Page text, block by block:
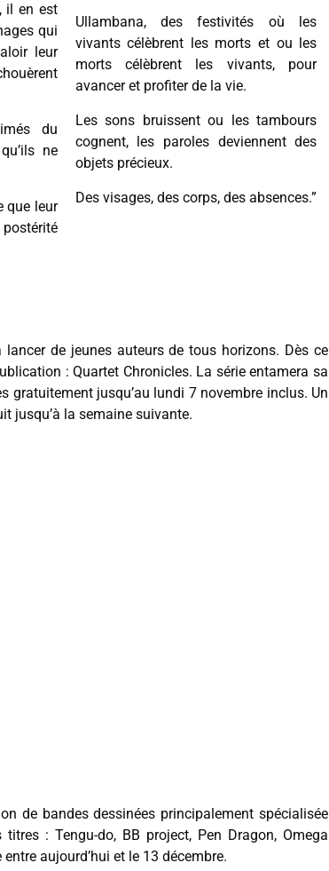
il en est
qui
leur
du
ne
que leur
Ullambana, des festivités où les
vivants célèbrent les morts et ou les
morts célèbrent les vivants, pour
avancer et profiter de la vie.
Les sons bruissent ou les tambours
cognent, les paroles deviennent des
objets précieux.
Des visages, des corps, des absences.”
de jeunes auteurs de tous horizons. Dès ce
: Quartet Chronicles. La série entamera sa
gratuitement jusqu’au lundi 7 novembre inclus. Un
jusqu’à la semaine suivante.
de bandes dessinées principalement spécialisée
: Tengu-do, BB project, Pen Dragon, Omega
aujourd’hui et le 13 décembre.